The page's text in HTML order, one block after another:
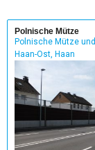
Polnische Mütze
Polnische Mütze
Haan-Ost, Haan